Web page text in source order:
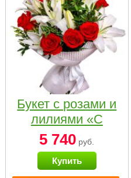
Букет с розами и
лилиями «С
наилучшими
пожеланиями»
5 740 руб.
Купить